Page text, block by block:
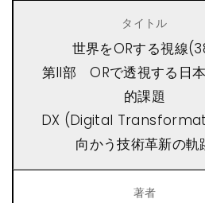
世界をORする視線
第II部 ORで透視する日
的課題
DX (Digital
向かう技術革新の軌